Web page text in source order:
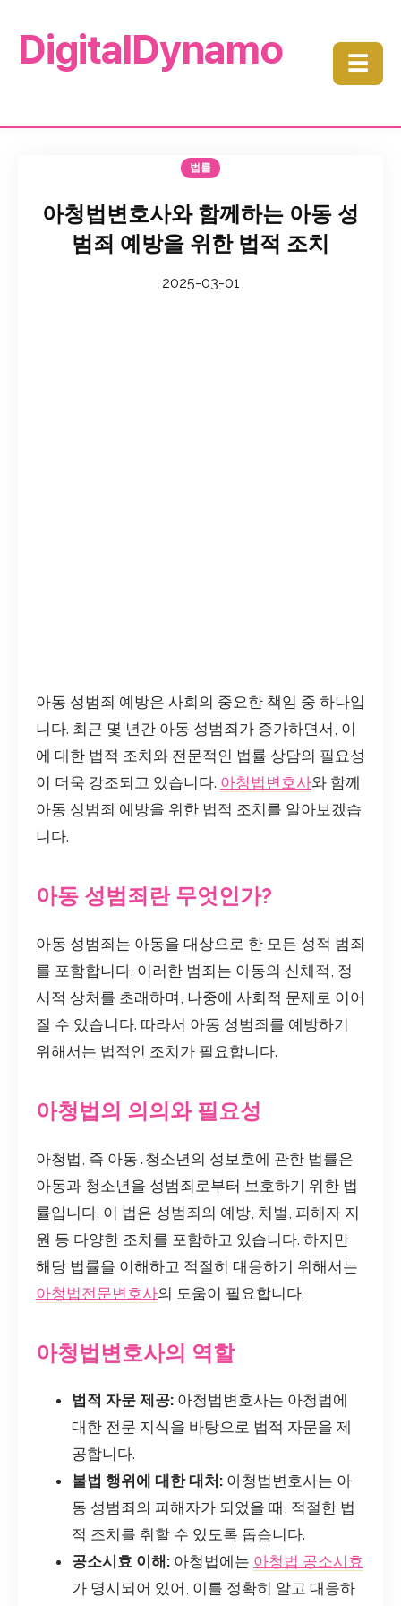
DigitalDynamo ☰
법률
아청법변호사와 함께하는 아동 성
범죄 예방을 위한 법적 조치
2025-03-01
아동 성범죄 예방은 사회의 중요한 책임 중 하나입
니다. 최근 몇 년간 아동 성범죄가 증가하면서, 이
에 대한 법적 조치와 전문적인 법률 상담의 필요성
이 더욱 강조되고 있습니다. 아청법변호사와 함께
아동 성범죄 예방을 위한 법적 조치를 알아보겠습
니다.
아동 성범죄란 무엇인가?
아동 성범죄는 아동을 대상으로 한 모든 성적 범죄
를 포함합니다. 이러한 범죄는 아동의 신체적, 정
서적 상처를 초래하며, 나중에 사회적 문제로 이어
질 수 있습니다. 따라서 아동 성범죄를 예방하기
위해서는 법적인 조치가 필요합니다.
아청법의 의의와 필요성
아청법, 즉 아동․청소년의 성보호에 관한 법률은
아동과 청소년을 성범죄로부터 보호하기 위한 법
률입니다. 이 법은 성범죄의 예방, 처벌, 피해자 지
원 등 다양한 조치를 포함하고 있습니다. 하지만
해당 법률을 이해하고 적절히 대응하기 위해서는
아청법전문변호사의 도움이 필요합니다.
아청법변호사의 역할
법적 자문 제공: 아청법변호사는 아청법에
대한 전문 지식을 바탕으로 법적 자문을 제
공합니다.
불법 행위에 대한 대처: 아청법변호사는 아
동 성범죄의 피해자가 되었을 때, 적절한 법
적 조치를 취할 수 있도록 돕습니다.
공소시효 이해: 아청법에는 아청법 공소시효
가 명시되어 있어, 이를 정확히 알고 대응하